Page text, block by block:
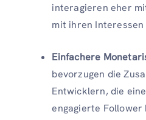
interagieren eher
mit ihren Interessen
Einfachere
bevorzugen die
Entwicklern, die
engagierte Follower